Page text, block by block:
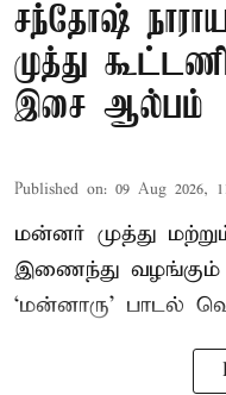
சந்தோஷ்
முத்து
இசை ஆல்பம்
Published on: 09 Aug 2026,
மன்னர் முத்து
இணைந்து
‘மன்னாரு’ பாடல்